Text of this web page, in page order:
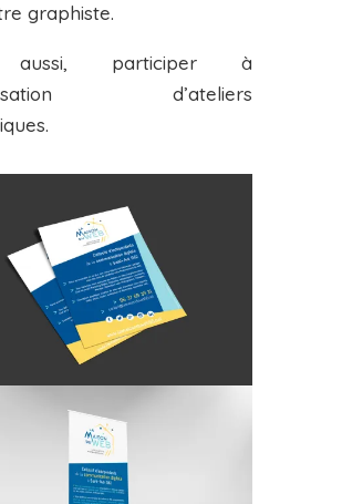
graphiste.
aussi, participer à
d’ateliers